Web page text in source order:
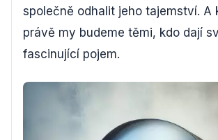
společně odhalit jeho tajemství. A
právě my budeme těmi, kdo dají
fascinující pojem.